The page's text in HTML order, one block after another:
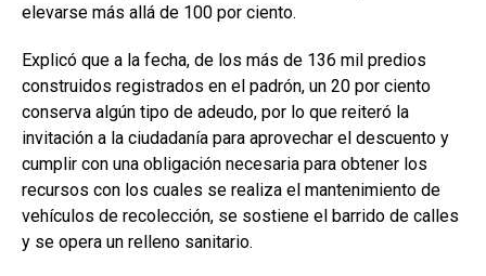
elevarse más allá de 100 por ciento.
Explicó que a la fecha, de los más de 136 mil predios
construidos registrados en el padrón, un 20 por ciento
conserva algún tipo de adeudo, por lo que reiteró la
invitación a la ciudadanía para aprovechar el descuento y
cumplir con una obligación necesaria para obtener los
recursos con los cuales se realiza el mantenimiento de
vehículos de recolección, se sostiene el barrido de calles
y se opera un relleno sanitario.